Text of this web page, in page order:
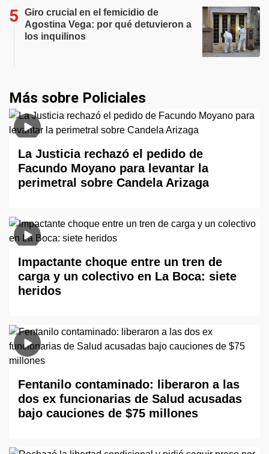
Giro crucial en el femicidio de
Agostina Vega: por qué detuvieron a
los inquilinos
Más sobre Policiales
La Justicia rechazó el pedido de
Facundo Moyano para levantar la
perimetral sobre Candela Arizaga
Impactante choque entre un tren de
carga y un colectivo en La Boca: siete
heridos
Fentanilo contaminado: liberaron a las
dos ex funcionarias de Salud acusadas
bajo cauciones de $75 millones